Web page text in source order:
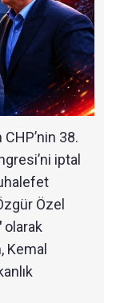
38.
iptal
Özel
olarak
Kemal